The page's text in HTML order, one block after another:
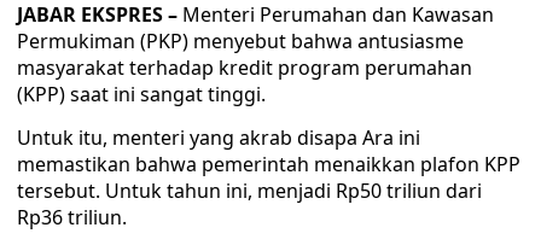
JABAR EKSPRES – Menteri Perumahan dan Kawasan
Permukiman (PKP) menyebut bahwa antusiasme
masyarakat terhadap kredit program perumahan
(KPP) saat ini sangat tinggi.
Untuk itu, menteri yang akrab disapa Ara ini
memastikan bahwa pemerintah menaikkan plafon KPP
tersebut. Untuk tahun ini, menjadi Rp50 triliun dari
Rp36 triliun.